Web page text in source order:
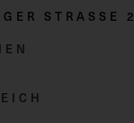
STRASSE 2